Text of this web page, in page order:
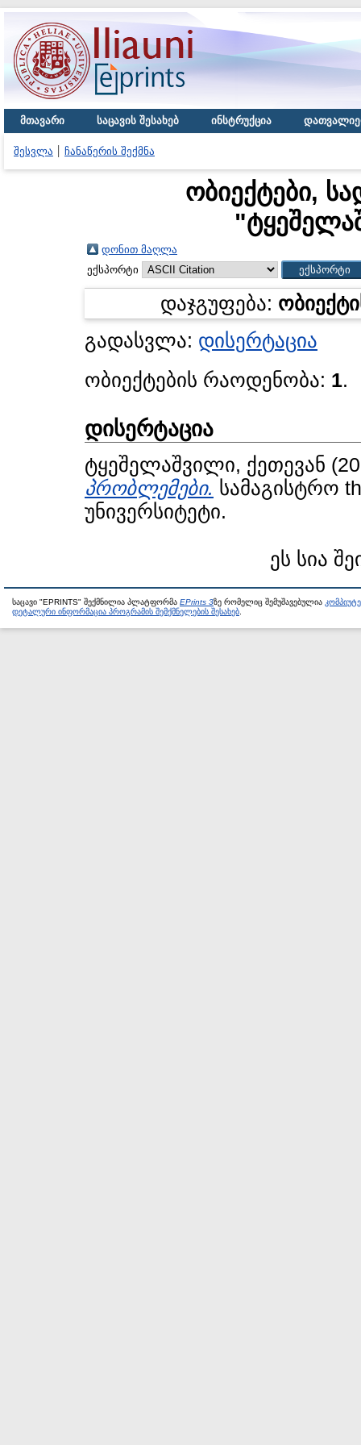
მთავარი საცავის შესახებ ინსტრუქცია
შესვლა ჩანაწერის შექმნა
ობიექტები,
"
დონით მაღლა
ექსპორტი
დაჯგუფება:
გადასვლა: დისერტაცია
ობიექტების რაოდენობა: 1.
დისერტაცია
ტყეშელაშვილი, ქეთევან
პრობლემები. სამაგისტრო
უნივერსიტეტი.
ეს სია
საცავი "EPRINTS" შექმნილია პლატფორმა EPrints 3ზე რომელიც შემუშავებულია
დეტალური ინფორმაცია პროგრამის შემქმნელების შესახებ